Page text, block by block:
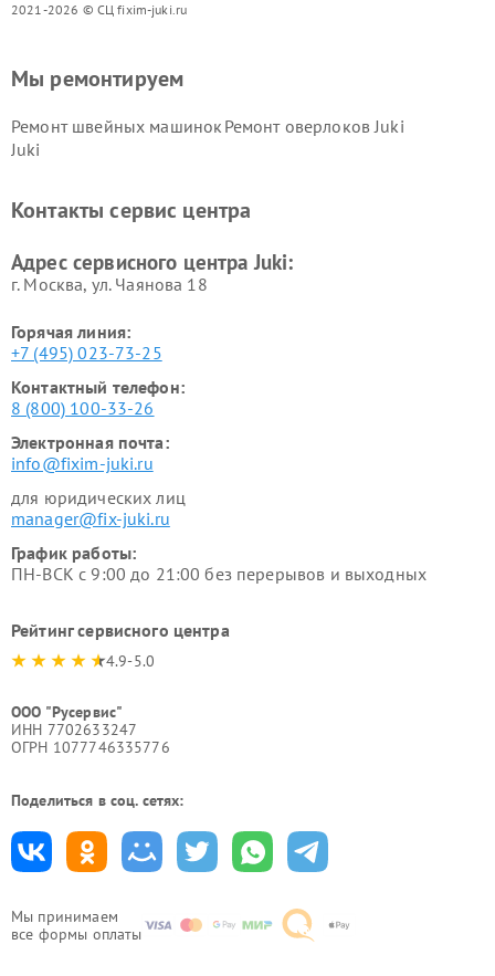
2021-2026 © СЦ fixim-juki.ru
Мы принимаем
все формы оплаты
Мы ремонтируем
Ремонт швейных машинок
Juki
Ремонт оверлоков Juki
Контакты сервис центра
Адрес сервисного центра Juki:
г. Москва, ул. Чаянова 18
Горячая линия:
+7 (495) 023-73-25
Контактный телефон:
8 (800) 100-33-26
Электронная почта:
info@fixim-juki.ru
для юридических лиц
manager@fix-juki.ru
График работы:
ПН-ВСК с 9:00 до 21:00 без перерывов и выходных
Рейтинг сервисного центра
4.9-5.0
ООО "Русервис"
ИНН 7702633247
ОГРН 1077746335776
Поделиться в соц. сетях: